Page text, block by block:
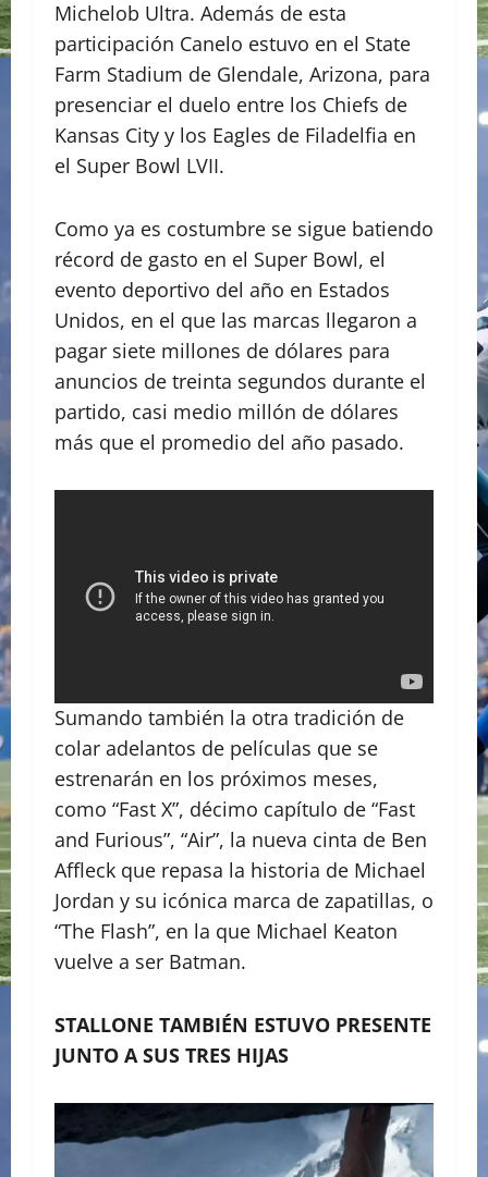
Michelob Ultra. Además de esta
participación Canelo estuvo en el State
Farm Stadium de Glendale, Arizona, para
presenciar el duelo entre los Chiefs de
Kansas City y los Eagles de Filadelfia en
el Super Bowl LVII.
Como ya es costumbre se sigue batiendo
récord de gasto en el Super Bowl, el
evento deportivo del año en Estados
Unidos, en el que las marcas llegaron a
pagar siete millones de dólares para
anuncios de treinta segundos durante el
partido, casi medio millón de dólares
más que el promedio del año pasado.
Sumando también la otra tradición de
colar adelantos de películas que se
estrenarán en los próximos meses,
como “Fast X”, décimo capítulo de “Fast
and Furious”, “Air”, la nueva cinta de Ben
Affleck que repasa la historia de Michael
Jordan y su icónica marca de zapatillas, o
“The Flash”, en la que Michael Keaton
vuelve a ser Batman.
STALLONE TAMBIÉN ESTUVO PRESENTE
JUNTO A SUS TRES HIJAS